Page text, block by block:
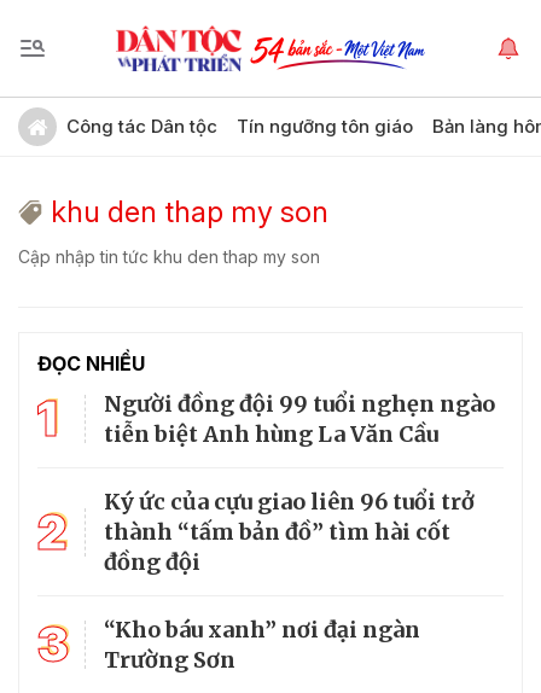
Công tác Dân tộc Tín ngưỡng tôn giáo Bản làng
khu den thap my son
Cập nhập tin tức khu den thap my son
ĐỌC NHIỀU
1
Người đồng đội 99 tuổi nghẹn ngào
tiễn biệt Anh hùng La Văn Cầu
2
Ký ức của cựu giao liên 96 tuổi trở
thành “tấm bản đồ” tìm hài cốt
đồng đội
3
“Kho báu xanh” nơi đại ngàn
Trường Sơn